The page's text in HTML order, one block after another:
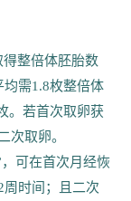
整倍体胚胎数
需1.8枚整倍体
。若首次取卵获
次取卵。
可在首次月经恢
时间；且二次